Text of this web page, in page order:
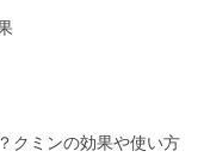
クミンの効果や使い方